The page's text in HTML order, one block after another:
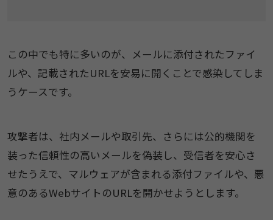
この中でも特に多いのが、メールに添付されたファイ
ルや、記載されたURLを安易に開くことで感染してしま
うケースです。
攻撃者は、社内メールや取引先、さらには公的機関を
装った信頼性の高いメールを偽装し、受信者を安心さ
せたうえで、マルウェアが含まれる添付ファイルや、悪
意のあるWebサイトのURLを開かせようとします。